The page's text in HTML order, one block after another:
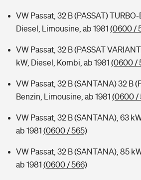
VW Passat, 32 B (PASSAT) TURBO-
Diesel, Limousine, ab 1981 (0600 /
VW Passat, 32 B (PASSAT
kW, Diesel, Kombi, ab 1981 (0600 /
VW Passat, 32 B (SANTANA) 32 B
Benzin, Limousine, ab 1981 (0600 /
VW Passat, 32 B (SANTANA), 63
ab 1981 (0600 / 565)
VW Passat, 32 B (SANTANA), 85
ab 1981 (0600 / 566)